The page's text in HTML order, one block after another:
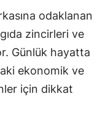
odaklanan
zincirleri ve
Günlük hayatta
ekonomik ve
için dikkat